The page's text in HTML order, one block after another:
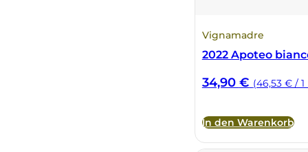
Vignamadre
2022 Apoteo
34,90 € (46,53 € / 1
In den Warenkorb